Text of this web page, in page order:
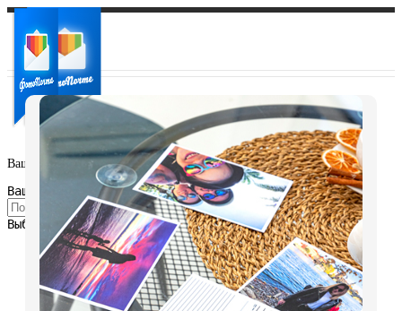
Ваш город:
Ваш регион доставки
Выберите из списка: